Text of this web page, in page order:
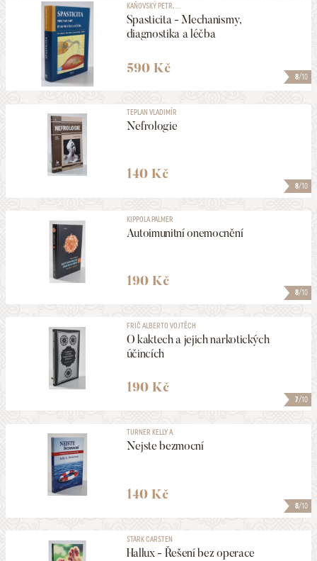
VYDÁNO V LETECH
MAXIMÁLNÍ CENA
2250 Kč
ZOBRAZOVAT KVALITU
ULOŽIT MEZI MÉ KATEGORIE
NALEZENO518
8/10
KAŇOVSKÝ PETR, ...
Spasticita - Mechanismy,
diagnostika a léčba
590 Kč
8/10
TEPLAN VLADIMÍR
Nefrologie
140 Kč
8/10
KIPPOLA PALMER
Autoimunitní onemocnění
190 Kč
7/10
FRIČ ALBERTO VOJTĚCH
O kaktech a jejich narkotických
účincích
190 Kč
8/10
TURNER KELLY A.
Nejste bezmocní
140 Kč
STARK CARSTEN
Hallux - Řešení bez operace